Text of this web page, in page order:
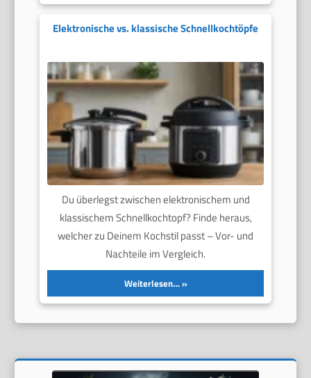
Elektronische vs. klassische Schnellkochtöpfe
Du überlegst zwischen elektronischem und
klassischem Schnellkochtopf? Finde heraus,
welcher zu Deinem Kochstil passt – Vor- und
Nachteile im Vergleich.
Weiterlesen…